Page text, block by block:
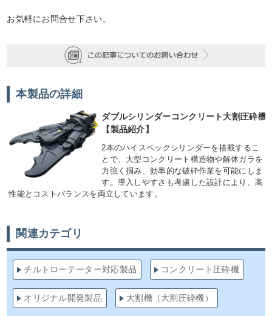
お気軽にお問合せ下さい。
本製品の詳細
ダブルシリンダーコンクリート大割圧砕機
【製品紹介】
2本のハイスペックシリンダーを搭載するこ
とで、大型コンクリート構造物や解体ガラを
力強く掴み、効率的な破砕作業を可能にしま
す。導入しやすさも考慮した設計により、高
性能とコストバランスを両立しています。
関連カテゴリ
チルトローテーター対応製品 コンクリート圧砕機
オリジナル開発製品 大割機（大割圧砕機）